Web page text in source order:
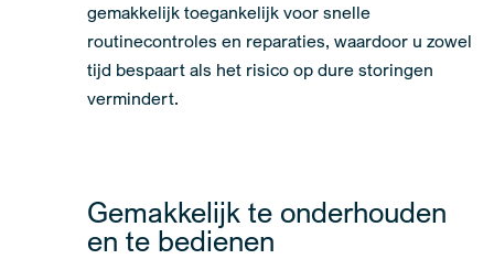
gemakkelijk toegankelijk voor snelle
routinecontroles en reparaties, waardoor u zowel
tijd bespaart als het risico op dure storingen
vermindert.
Gemakkelijk te onderhouden
en te bedienen